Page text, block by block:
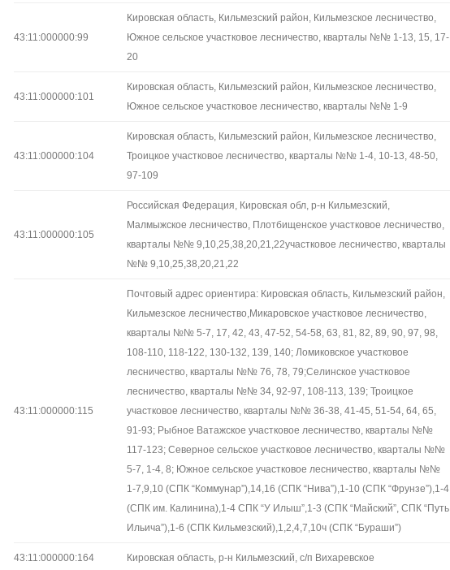
43:11:000000:99
Кировская область, Кильмезский район, Кильмезское лесничество,
Южное сельское участковое лесничество, кварталы №№ 1-13, 15, 17-
20
43:11:000000:101
Кировская область, Кильмезский район, Кильмезское лесничество,
Южное сельское участковое лесничество, кварталы №№ 1-9
43:11:000000:104
Кировская область, Кильмезский район, Кильмезское лесничество,
Троицкое участковое лесничество, кварталы №№ 1-4, 10-13, 48-50,
97-109
43:11:000000:105
Российская Федерация, Кировская обл, р-н Кильмезский,
Малмыжское лесничество, Плотбищенское участковое лесничество,
кварталы №№ 9,10,25,38,20,21,22участковое лесничество, кварталы
№№ 9,10,25,38,20,21,22
43:11:000000:115
Почтовый адрес ориентира: Кировская область, Кильмезский район,
Кильмезское лесничество,Микаровское участковое лесничество,
кварталы №№ 5-7, 17, 42, 43, 47-52, 54-58, 63, 81, 82, 89, 90, 97, 98,
108-110, 118-122, 130-132, 139, 140; Ломиковское участковое
лесничество, кварталы №№ 76, 78, 79;Селинское участковое
лесничество, кварталы №№ 34, 92-97, 108-113, 139; Троицкое
участковое лесничество, кварталы №№ 36-38, 41-45, 51-54, 64, 65,
91-93; Рыбное Ватажское участковое лесничество, кварталы №№
117-123; Северное сельское участковое лесничество, кварталы №№
5-7, 1-4, 8; Южное сельское участковое лесничество, кварталы №№
1-7,9,10 (СПК “Коммунар”),14,16 (СПК “Нива”),1-10 (СПК “Фрунзе”),1-4
(СПК им. Калинина),1-4 СПК “У Илыш”,1-3 (СПК “Майский”, СПК “Путь
Ильича”),1-6 (СПК Кильмезский),1,2,4,7,10ч (СПК “Бураши”)
43:11:000000:164 Кировская область, р-н Кильмезский, с/п Вихаревское